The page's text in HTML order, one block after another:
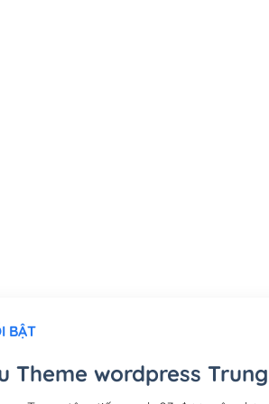
BẬT
Theme wordpress